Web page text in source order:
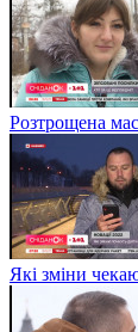
Розтрощена
Які зміни